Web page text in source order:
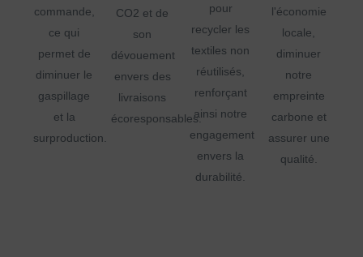
commande,
ce qui
permet de
diminuer le
gaspillage
et la
surproduction.
CO2 et de
son
dévouement
envers des
livraisons
écoresponsables.
pour
recycler les
textiles non
réutilisés,
renforçant
ainsi notre
engagement
envers la
durabilité.
l'économie
locale,
diminuer
notre
empreinte
carbone et
assurer une
qualité.